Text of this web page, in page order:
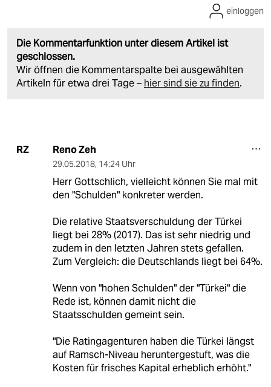
Die Kommentarfunktion unter diesem Artikel ist
geschlossen.
Wir öffnen die Kommentarspalte bei ausgewählten
Artikeln für etwa drei Tage – hier sind sie zu finden.
einloggen
RZ Reno Zeh
29.05.2018, 14:24 Uhr
Herr Gottschlich, vielleicht können Sie mal mit
den "Schulden" konkreter werden.
Die relative Staatsverschuldung der Türkei
liegt bei 28% (2017). Das ist sehr niedrig und
zudem in den letzten Jahren stets gefallen.
Zum Vergleich: die Deutschlands liegt bei 64%.
Wenn von "hohen Schulden" der "Türkei" die
Rede ist, können damit nicht die
Staatsschulden gemeint sein.
"Die Ratingagenturen haben die Türkei längst
auf Ramsch-Niveau heruntergestuft, was die
Kosten für frisches Kapital erheblich erhöht."